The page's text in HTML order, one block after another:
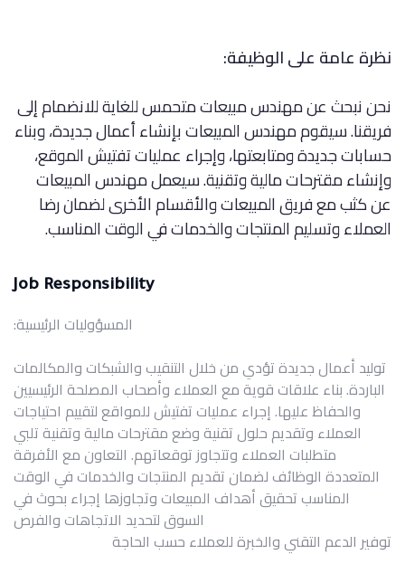
نظرة عامة على الوظيفة:
العملاء وتسليم المنتجات والخدمات في الوقت المناسب.
Job Responsibility
المسؤوليات الرئيسية:
توليد أعمال جديدة تؤدي من خلال التنقيب والشبكات والمكالمات
الباردة. بناء علاقات قوية مع العملاء وأصحاب المصلحة الرئيسيين
والحفاظ عليها. إجراء عمليات تفتيش للمواقع لتقييم احتياجات
العملاء وتقديم حلول تقنية وضع مقترحات مالية وتقنية تلبي
متطلبات العملاء وتتجاوز توقعاتهم. التعاون مع الأفرقة
المتعددة الوظائف لضمان تقديم المنتجات والخدمات في الوقت
المناسب تحقيق أهداف المبيعات وتجاوزها إجراء بحوث في
السوق لتحديد الاتجاهات والفرص
توفير الدعم التقني والخبرة للعملاء حسب الحاجة